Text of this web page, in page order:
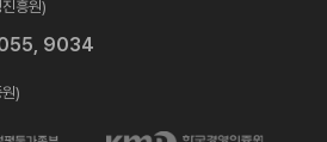
흥원)
9034
)